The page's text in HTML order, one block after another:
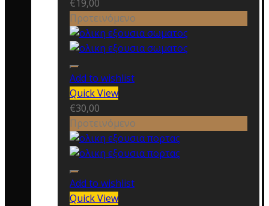
€19,00
Προτεινόμενο
Add to wishlist
Quick View
€30,00
Προτεινόμενο
Add to wishlist
Quick View